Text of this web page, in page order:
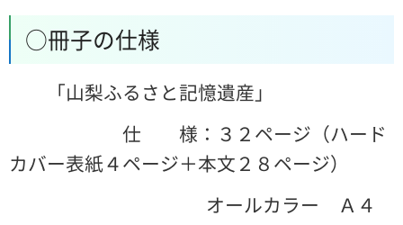
○冊子の仕様
「山梨ふるさと記憶遺産」
仕 様：３２ページ（ハード
カバー表紙４ページ＋本文２８ページ）
オールカラー Ａ４